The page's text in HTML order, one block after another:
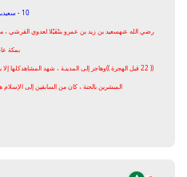
10 - سعيدبن زيد
رضي الله عنهسعيد بن زيد بن عمرو بننُفَيْلا لعدوي القرشي ،
بمكة
(( 22 قبل الهجرة ))وهاجر إلى المدينـة ، شهد
المبشرين بالجنة ، كان من السابقين إلى